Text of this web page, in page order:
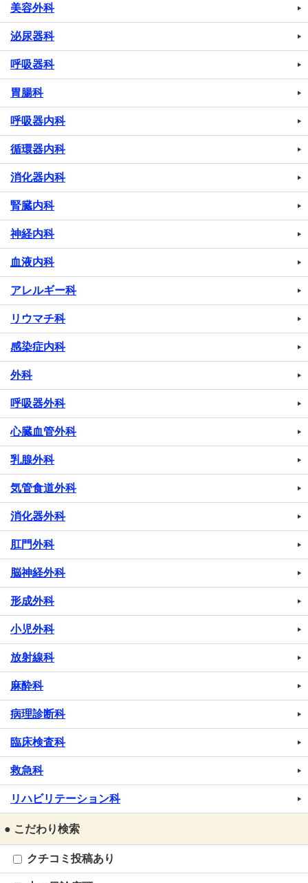
美容外科
泌尿器科
呼吸器科
胃腸科
呼吸器内科
循環器内科
消化器内科
腎臓内科
神経内科
血液内科
アレルギー科
リウマチ科
感染症内科
外科
呼吸器外科
心臓血管外科
乳腺外科
気管食道外科
消化器外科
肛門外科
脳神経外科
形成外科
小児外科
放射線科
麻酔科
病理診断科
臨床検査科
救急科
リハビリテーション科
● こだわり検索
クチコミ投稿あり